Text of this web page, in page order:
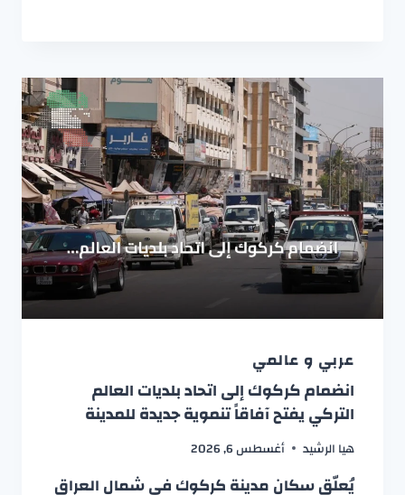
عربي و عالمي
انضمام كركوك إلى اتحاد بلديات العالم
التركي يفتح آفاقاً تنموية جديدة للمدينة
هيا الرشيد أغسطس 6, 2026
يُعلّق سكان مدينة كركوك في شمال العراق